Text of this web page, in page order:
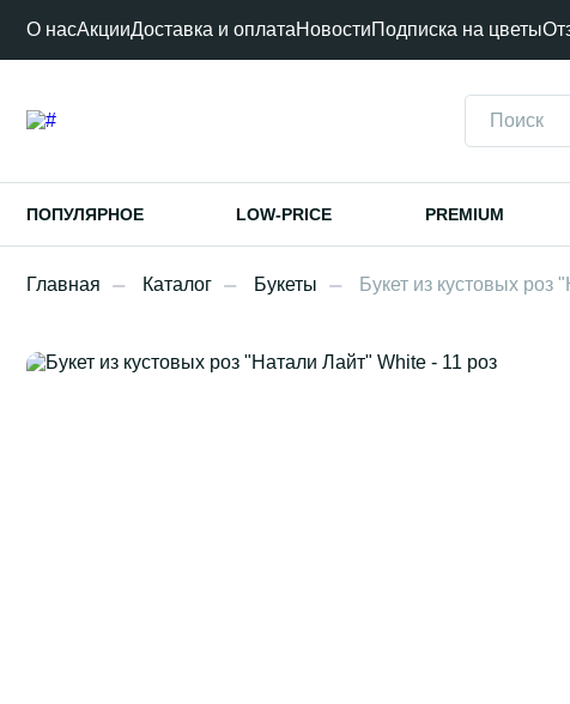
О насАкцииДоставка и оплатаНовостиПодписка на цветы
ПОПУЛЯРНОЕ LOW-PRICE PREMIUM
Главная Каталог Букеты Букет из кустовых роз